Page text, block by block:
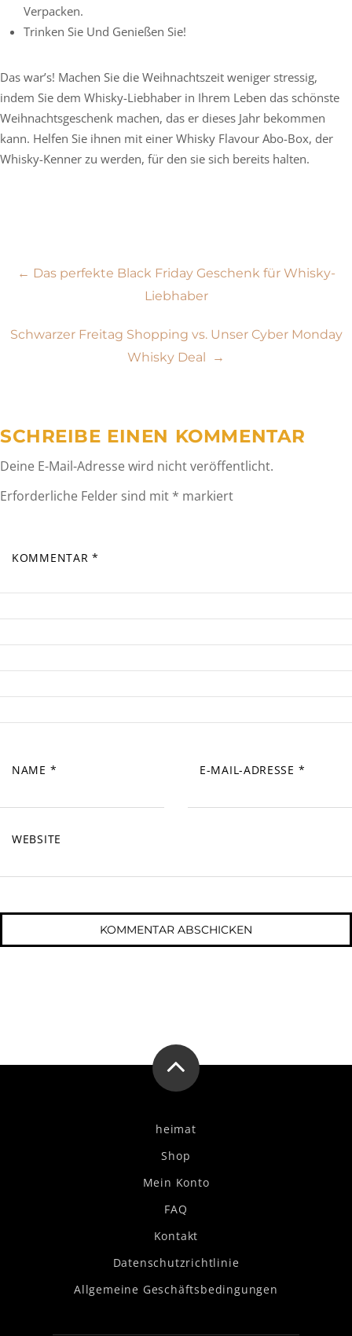
Verpacken.
Trinken Sie Und Genießen Sie!
Das war’s! Machen Sie die Weihnachtszeit weniger stressig,
indem Sie dem Whisky-Liebhaber in Ihrem Leben das schönste
Weihnachtsgeschenk machen, das er dieses Jahr bekommen
kann. Helfen Sie ihnen mit einer Whisky Flavour Abo-Box, der
Whisky-Kenner zu werden, für den sie sich bereits halten.
Beitragsnavigation
← Das perfekte Black Friday Geschenk für Whisky-
Liebhaber
Schwarzer Freitag Shopping vs. Unser Cyber Monday
Whisky Deal
→
SCHREIBE EINEN KOMMENTAR
Deine E-Mail-Adresse wird nicht veröffentlicht.
Erforderliche Felder sind mit * markiert
KOMMENTAR *
NAME * E-MAIL-ADRESSE *
WEBSITE
heimat
Shop
Mein Konto
FAQ
Kontakt
Datenschutzrichtlinie
Allgemeine Geschäftsbedingungen